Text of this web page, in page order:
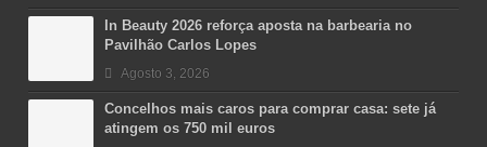
In Beauty 2026 reforça aposta na barbearia no
Pavilhão Carlos Lopes
Agosto 3, 2026
Concelhos mais caros para comprar casa: sete já
atingem os 750 mil euros